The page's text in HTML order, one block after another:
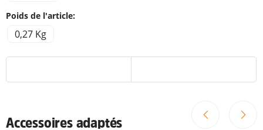
Poids de l'article:
0,27 Kg
Accessoires adaptés